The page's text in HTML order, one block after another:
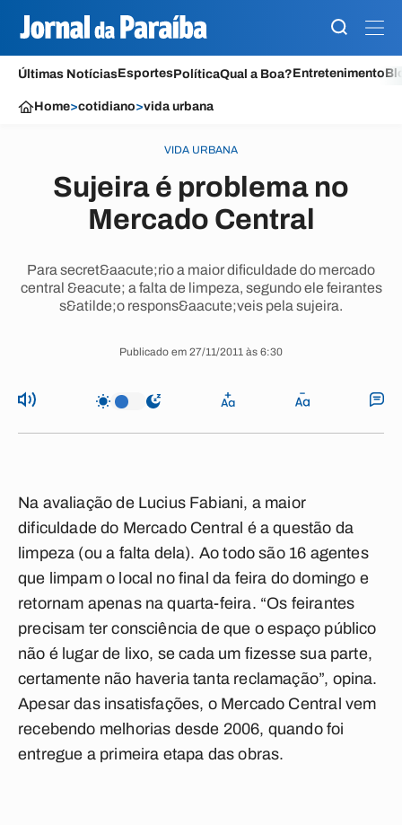
Últimas NotíciasEsportesPolíticaQual a Boa?Entretenimento
Home>cotidiano>vida urbana
VIDA URBANA
Sujeira é problema no
Mercado Central
Para secret&aacute;rio a maior dificuldade do mercado
central &eacute; a falta de limpeza, segundo ele feirantes
s&atilde;o respons&aacute;veis pela sujeira.
Publicado em 27/11/2011 às 6:30
Na avaliação de Lucius Fabiani, a maior
dificuldade do Mercado Central é a questão da
limpeza (ou a falta dela). Ao todo são 16 agentes
que limpam o local no final da feira do domingo e
retornam apenas na quarta-feira. “Os feirantes
precisam ter consciência de que o espaço público
não é lugar de lixo, se cada um fizesse sua parte,
certamente não haveria tanta reclamação”, opina.
Apesar das insatisfações, o Mercado Central vem
recebendo melhorias desde 2006, quando foi
entregue a primeira etapa das obras.